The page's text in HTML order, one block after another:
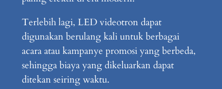
Terlebih lagi, LED videotron dapat
digunakan berulang kali untuk berbagai
acara atau kampanye promosi yang berbeda,
sehingga biaya yang dikeluarkan dapat
ditekan seiring waktu.